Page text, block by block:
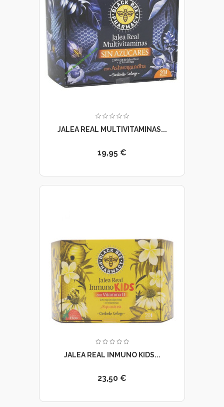
JALEA REAL MULTIVITAMINAS...
19,95 €
JALEA REAL INMUNO KIDS...
23,50 €